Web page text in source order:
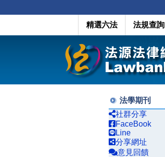
精選六法 法規查詢
法學期刊
社群分享
FaceBook
Line
分享網址
意見回饋